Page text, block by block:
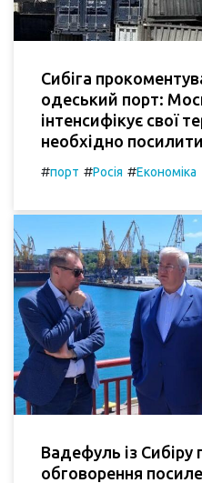
Сибіга
одеський порт:
інтенсифікує свої
необхідно
#порт #Росія #Економіка
Вадефуль із
обговорення